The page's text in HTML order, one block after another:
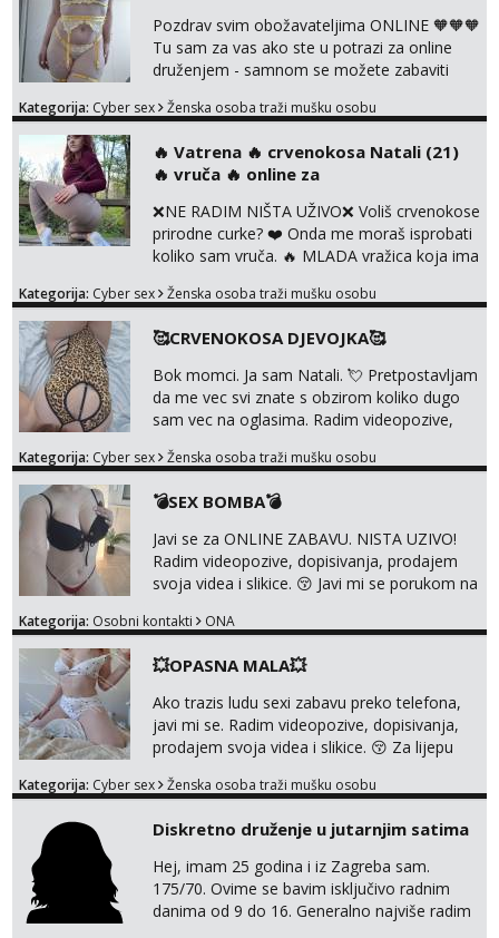
diram, s kolegicama, s dečkom, igračkama
itd. Radim dopisivanje o seksi temama koje
nas uzbuđuju 🤭 Čekam...
Pozdrav svim obožavateljima ONLINE 🧡🧡🧡
Tu sam za vas ako ste u potrazi za online
druženjem - samnom se možete zabaviti
dovoljna radim i u paru i trojci s kolegicama,
uz slike i hot line pozive. Za vas sam
pripremila i slike s licem u raznim
kombinacijama isto kao i razna videa 😈
Volim kinky stvari i dominaciju 🤫 ...
Kategorija: Cyber sex Ženska osoba traži mušku osobu
‎️‍🔥 Vatrena ‎️‍🔥 crvenokosa Natali (21)
‎️‍🔥 vruča‎ ️‍🔥 online za
❌NE RADIM NIŠTA UŽIVO❌ Voliš crvenokose
prirodne curke? ❤️ Onda me moraš isprobati
koliko sam vruča.‎ ️‍🔥 MLADA vražica koja ima
prljave i u svemu vidim samo užitak. 💦 U
po svojoj mjeri. Sexi videa s kolegicama,
dečkom ili pak ja sama di se dovodim do
ludila. 🍑 Naravno ako ti moja ponuda nije
dovoljna uvije...
Kategorija: Cyber sex Ženska osoba traži mušku osobu
🥰CRVENOKOSA DJEVOJKA🥰
Bok momci. Ja sam Natali. 💘 Pretpostavljam
da me vec svi znate s obzirom koliko dugo
sam vec na oglasima. Radim videopozive,
Za lijepu suradnju javi mi se porukom na
0045
Kategorija: Cyber sex Ženska osoba traži mušku osobu
💣SEX BOMBA💣
Javi se za ONLINE ZABAVU. NISTA UZIVO!
Radim videopozive, dopisivanja, prodajem
svoja videa i slikice. 😚 Javi mi se porukom na
0045
Kategorija: Osobni kontakti ONA
💥OPASNA MALA💥
Ako trazis ludu sexi zabavu preko telefona,
javi mi se. Radim videopozive, dopisivanja,
prodajem svoja videa i slikice. 😚 Za lijepu
Viber ili Telegram. +385 91 723 0045
Kategorija: Cyber sex Ženska osoba traži mušku osobu
Diskretno druženje u jutarnjim satima
Hej, imam 25 godina i iz Zagreba sam.
175/70. Ovime se bavim isključivo radnim
danima od 9 do 16. Generalno najviše radim